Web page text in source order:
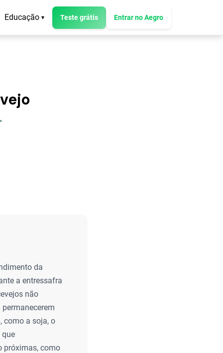
Educação ▾ Teste grátis Entrar no Aegro
da
a entressafra
não
como a soja, o
que
próximas, como